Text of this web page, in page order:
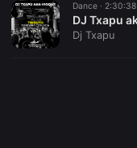
Dance · 2:30:38
Dj Txapu